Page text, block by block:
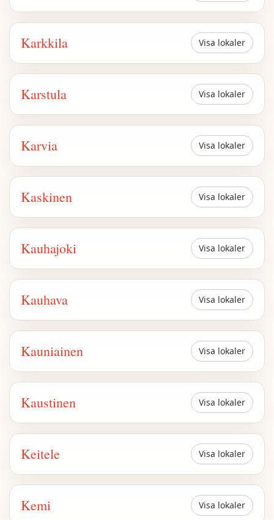
Karkkila Visa lokaler
Karstula Visa lokaler
Karvia Visa lokaler
Kaskinen Visa lokaler
Kauhajoki Visa lokaler
Kauhava Visa lokaler
Kauniainen Visa lokaler
Kaustinen Visa lokaler
Keitele Visa lokaler
Kemi Visa lokaler